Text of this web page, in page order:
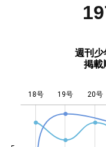
週刊
掲載
18号 19号 20号